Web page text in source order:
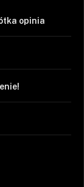
opinia